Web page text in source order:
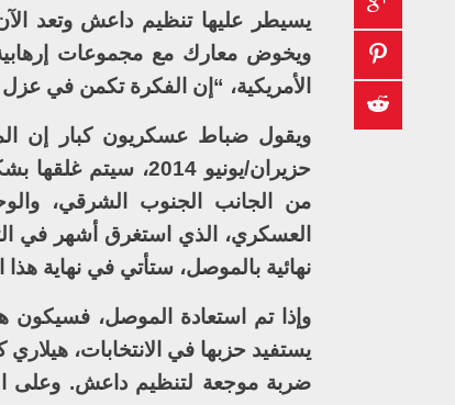
يسيطر عليها تنظيم داعش وتعد
ويخوض معارك مع مجموعات إرهابية
الأمريكية، “إن الفكرة تكمن في
ويقول ضباط عسكريون كبار إن
حزيران/يونيو
من الجانب الجنوب الشرقي،
العسكري، الذي استغرق أشهر في
نهائية بالموصل، ستأتي في نهاية هذا
وإذا تم استعادة الموصل، فسيكون
يستفيد حزبها في الانتخابات،
ضربة موجعة لتنظيم داعش. وعلى